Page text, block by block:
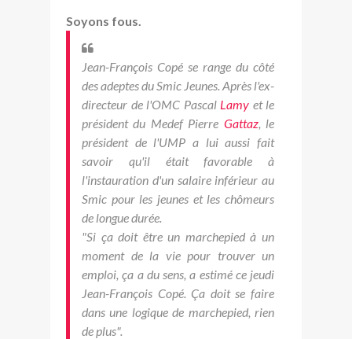
Soyons fous.
Jean-François Copé se range du côté
des adeptes du Smic Jeunes. Après l'ex-
directeur de l'OMC Pascal Lamy et le
président du Medef Pierre Gattaz, le
président de l'UMP a lui aussi fait
savoir qu'il était favorable à
l'instauration d'un salaire inférieur au
Smic pour les jeunes et les chômeurs
de longue durée.
"Si ça doit être un marchepied à un
moment de la vie pour trouver un
emploi, ça a du sens, a estimé ce jeudi
Jean-François Copé. Ça doit se faire
dans une logique de marchepied, rien
de plus".